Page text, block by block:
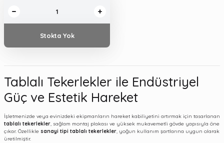
Stokta Yok
Tablalı Tekerlekler ile Endüstriyel
Güç ve Estetik Hareket
İşletmenizde veya evinizdeki ekipmanların hareket kabiliyetini artırmak için tasarlanan
tablalı tekerlekler, sağlam montaj plakası ve yüksek mukavemetli gövde yapısıyla öne
çıkar. Özellikle sanayi tipi tablalı tekerlekler, yoğun kullanım şartlarına uygun olarak
üretilmiştir.